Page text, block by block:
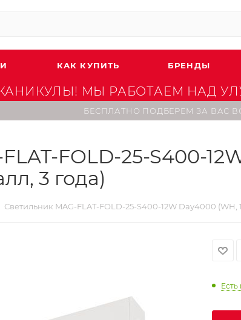
КАК КУПИТЬ БРЕНДЫ
МЫ РАБОТАЕМ НАД
БЕСПЛАТНО ПОДБЕРЕМ ЗА ВАС
FOLD-25-S400-
3 года)
Светильник MAG-FLAT-FOLD-25-S400-12W Day4000
Есть